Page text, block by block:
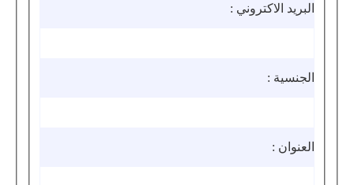
البريد الاكتروني :
الجنسية :
العنوان :